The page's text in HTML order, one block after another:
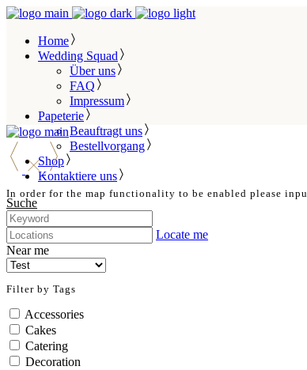
Home
Wedding Squad
Über uns
FAQ
Impressum
Papeterie
Beauftragt uns
Bestellvorgang
Shop
Kontaktiere uns
Suche
In order for the map functionality to be enabled please
Locate me
Near me
Filter by Tags
Accessories
Cakes
Catering
Decoration